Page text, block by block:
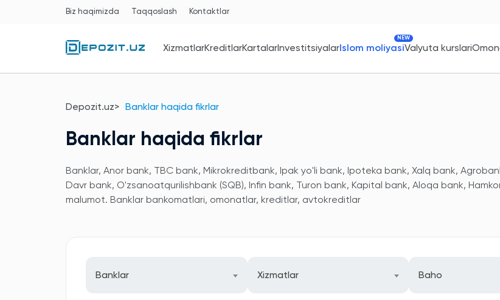
Biz haqimizda Taqqoslash Kontaktlar
XizmatlarKreditlarKartalarInvestitsiyalarIslom moliyasi
NEW
Valyuta kurslari
Depozit.uz Banklar haqida fikrlar
Banklar haqida fikrlar
Banklar, Anor bank, TBC bank, Mikrokreditbank, Ipak yo'li bank, Ipoteka bank, Xalq bank,
Davr bank, O'zsanoatqurilishbank (SQB), Infin bank, Turon bank, Kapital bank, Aloqa bank,
malumot. Banklar bankomatlari, omonatlar, kreditlar, avtokreditlar
Banklar Xizmatlar Baho